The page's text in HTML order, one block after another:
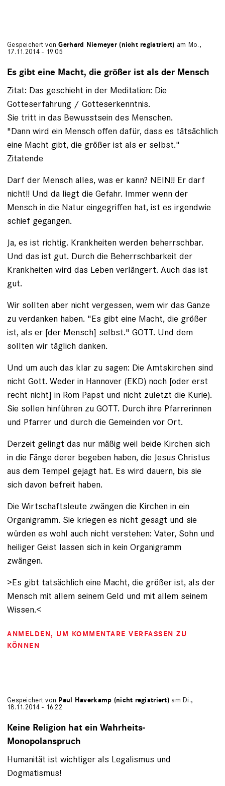
Gespeichert vonGerhard Niemeyer (nicht registriert) am Mo.,
17.11.2014 - 19:05
Es gibt eine Macht, die größer ist als der Mensch
Zitat: Das geschieht in der Meditation: Die
Gotteserfahrung / Gotteserkenntnis.
Sie tritt in das Bewusstsein des Menschen.
"Dann wird ein Mensch offen dafür, dass es tätsächlich
eine Macht gibt, die größer ist als er selbst."
Zitatende
Darf der Mensch alles, was er kann? NEIN!! Er darf
nicht!! Und da liegt die Gefahr. Immer wenn der
Mensch in die Natur eingegriffen hat, ist es irgendwie
schief gegangen.
Ja, es ist richtig. Krankheiten werden beherrschbar.
Und das ist gut. Durch die Beherrschbarkeit der
Krankheiten wird das Leben verlängert. Auch das ist
gut.
Wir sollten aber nicht vergessen, wem wir das Ganze
zu verdanken haben. "Es gibt eine Macht, die größer
ist, als er [der Mensch] selbst." GOTT. Und dem
sollten wir täglich danken.
Und um auch das klar zu sagen: Die Amtskirchen sind
nicht Gott. Weder in Hannover (EKD) noch [oder erst
recht nicht] in Rom Papst und nicht zuletzt die Kurie).
Sie sollen hinführen zu GOTT. Durch ihre Pfarrerinnen
und Pfarrer und durch die Gemeinden vor Ort.
Derzeit gelingt das nur mäßig weil beide Kirchen sich
in die Fänge derer begeben haben, die Jesus Christus
aus dem Tempel gejagt hat. Es wird dauern, bis sie
sich davon befreit haben.
Die Wirtschaftsleute zwängen die Kirchen in ein
Organigramm. Sie kriegen es nicht gesagt und sie
würden es wohl auch nicht verstehen: Vater, Sohn und
heiliger Geist lassen sich in kein Organigramm
zwängen.
>Es gibt tatsächlich eine Macht, die größer ist, als der
Mensch mit allem seinem Geld und mit allem seinem
Wissen.<
ANMELDEN, UM KOMMENTARE VERFASSEN ZU
KÖNNEN
Gespeichert von Paul Haverkamp (nicht registriert) am Di.,
18.11.2014 - 16:22
Keine Religion hat ein Wahrheits-
Monopolanspruch
Humanität ist wichtiger als Legalismus und
Dogmatismus!